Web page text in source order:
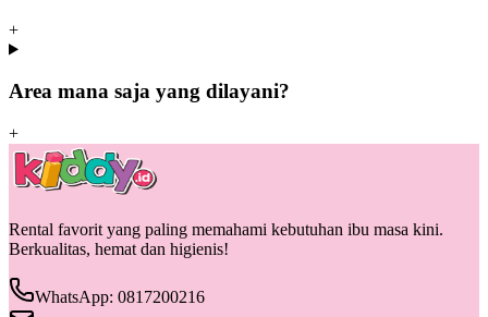
+
Area mana saja yang dilayani?
+
Rental favorit yang paling memahami kebutuhan ibu masa kini.
Berkualitas, hemat dan higienis!
WhatsApp: 0817200216